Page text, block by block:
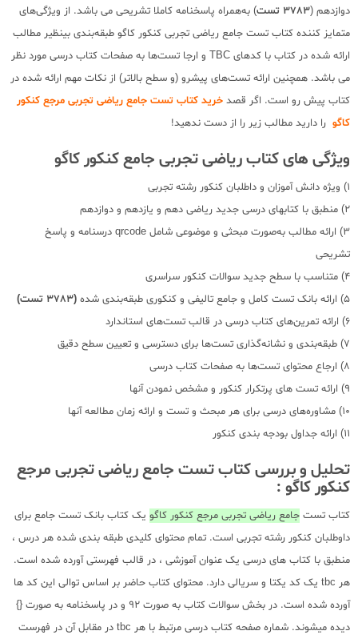
دوازدهم (3783 تست
) به‌همراه پاسخنامه کاملا تشریحی می باشد. از ویژگی‌های
متمایز کننده کتاب تست جامع ریاضی تجربی کنکور کاگو طبقه‌بندی بینظیر مطالب
ارائه شده در کتاب با کدهای TBC و ارجا تست‌ها به صفحات کتاب درسی مورد نظر
می باشد. همچنین ارائه تست‌های پیشرو (و سطح بالاتر) از نکات مهم ارائه شده در
کتاب پیش رو است. اگر قصد خرید کتاب تست جامع ریاضی تجربی مرجع کنکور
کاگو را دارید مطالب زیر را از دست ندهید!
ویژگی های کتاب ریاضی تجربی جامع کنکور کاگو
1) ویژه دانش آموزان و داطلبان کنکور رشته تجربی
2) منطبق با کتابهای درسی جدید ریاضی دهم و یازدهم و دوازدهم
3) ارائه مطالب به‌صورت مبحثی و موضوعی شامل qrcode درسنامه و پاسخ
تشریحی
4) متناسب با سطح جدید سوالات کنکور سراسری
5) ارائه بانک تست کامل و جامع تالیفی و کنکوری طبقه‌بندی شده
(3783 تست)
6) ارائه تمرین‌های کتاب درسی در قالب تست‌های استاندارد
7) طبقه‌بندی و نشانه‌گذاری تست‌ها برای دسترسی و تعیین سطح دقیق
8) ارجاع محتوای تست‌ها به صفحات کتاب درسی
9) ارائه تست های پرتکرار کنکور و مشخص نمودن آنها
10) مشاوره‌های درسی برای هر مبحث و تست و ارائه زمان مطالعه آنها
11) ارائه جداول بودجه بندی کنکور
تحلیل و بررسی کتاب تست جامع ریاضی تجربی مرجع
کنکور کاگو :
کتاب تست جامع ریاضی تجربی مرجع کنکور کاگو یک کتاب بانک تست جامع برای
داوطلبان کنکور رشته تجربی است. تمام محتوای کلیدی طبقه بندی شده هر درس ،
منطبق با کتاب های درسی یک عنوان آموزشی ، در قالب فهرستی آورده شده است.
هر tbc یک کد یکتا و سریالی دارد. محتوای کتاب حاضر بر اساس توالی این کد ها
آورده شده است. در بخش سوالات کتاب به صورت 92 و در پاسخنامه به صورت {}
دیده میشوند. شماره صفحه کتاب درسی مرتبط با هر tbc در مقابل آن در فهرست